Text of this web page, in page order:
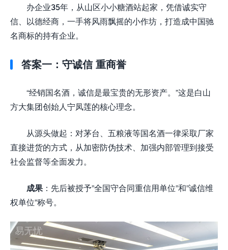
办企业35年，从山区小小糖酒站起家，凭借诚实守
信、以德经商，一手将风雨飘摇的小作坊，打造成中国驰
名商标的持有企业。
答案一：守诚信 重商誉
“经销国名酒，诚信是最宝贵的无形资产。”这是白山
方大集团创始人宁凤莲的核心理念。
从源头做起：对茅台、五粮液等国名酒一律采取厂家
直接进货的方式，从加密防伪技术、加强内部管理到接受
社会监督等全面发力。
成果 ：先后被授予”全国守合同重信用单位”和”诚信维
权单位”称号。